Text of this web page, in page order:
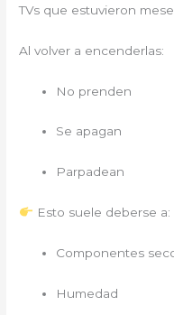
TVs que estuvieron
Al volver a encenderlas:
No prenden
Se apagan
Parpadean
Esto suele deberse a:
Componentes
Humedad